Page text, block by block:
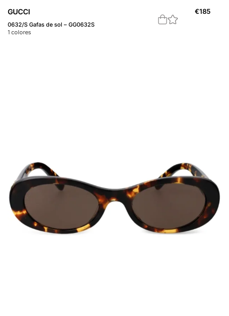
GUCCI
0632/S Gafas de sol – GG0632S
1 colores
€185